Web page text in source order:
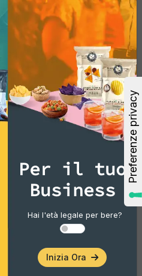
Per il tuo
Business
Hai l'età legale per bere?
Inizia Ora